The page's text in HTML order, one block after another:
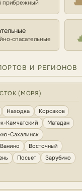
прибрежный
спасательные
И РЕГИОНОВ
(МОРЯ)
Находка
Корсаков
Камчатский
Магадан
Сахалинск
Ванино
Восточный
Посьет Зарубино